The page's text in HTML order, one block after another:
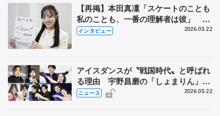
【再掲】本田真凜「スケートのことも
私のことも、一番の理解者は彼」 引
退時の単独インタビューで語った競技
インタビュー 2026.05.22
アイスダンスが〝戦国時代〟と呼ばれ
る理由 宇野昌磨の「しょまりん」ら
実力者が相次いで参戦 国内の競争激
ニュース 2026.05.22